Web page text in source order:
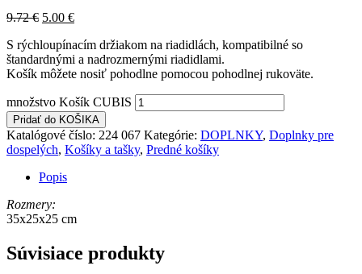
9.72€ 5.00 €
S rýchloupínacím držiakom na riadidlách, kompatibilné so
štandardnými a nadrozmernými riadidlami.
Košík môžete nosiť pohodlne pomocou pohodlnej rukoväte.
množstvo Košík CUBIS
Pridať do KOŠIKA
Katalógové číslo: 224 067 Kategórie: DOPLNKY, Doplnky pre
dospelých, Košíky a tašky, Predné košíky
Popis
Rozmery:
35x25x25 cm
Súvisiace produkty